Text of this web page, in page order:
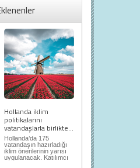
Hollanda iklim
politikalarını
vatandaşlarla birlikte...
Hollanda’da 175
vatandaşın hazırladığı
iklim önerilerinin yarısı
uygulanacak. Katılımcı